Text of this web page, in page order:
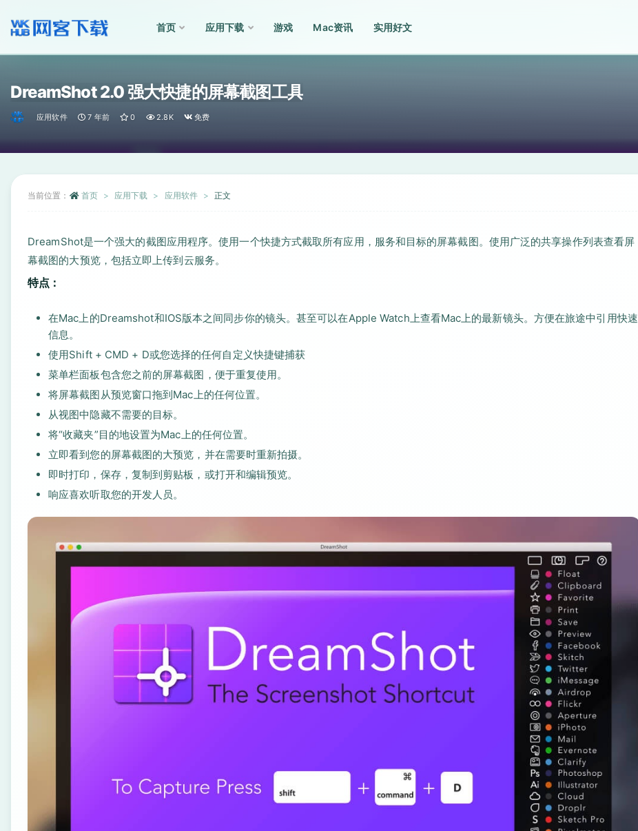
首页 应用下载 游戏 Mac资讯 实用好文
DreamShot 2.0 强大快捷的屏幕截图工具
应用软件 7 年前 0 2.8K 免费
当前位置： 首页 应用下载 应用软件 正文
DreamShot是一个强大的截图应用程序。使用一个快捷方式截取所有应用，服务和目标的屏幕截图。使用广泛的共享操作列表查看屏
幕截图的大预览，包括立即上传到云服务。
特点：
在Mac上的Dreamshot和IOS版本之间同步你的镜头。甚至可以在Apple Watch上查看Mac上的最新镜头。方便在旅途中引用快速
信息。
使用Shift + CMD + D或您选择的任何自定义快捷键捕获
菜单栏面板包含您之前的屏幕截图，便于重复使用。
将屏幕截图从预览窗口拖到Mac上的任何位置。
从视图中隐藏不需要的目标。
将“收藏夹”目的地设置为Mac上的任何位置。
立即看到您的屏幕截图的大预览，并在需要时重新拍摄。
即时打印，保存，复制到剪贴板，或打开和编辑预览。
响应喜欢听取您的开发人员。